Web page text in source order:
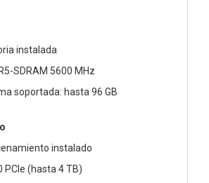
instalada
SDRAM 5600 MHz
soportada: hasta 96 GB
instalado
PCIe (hasta 4 TB)